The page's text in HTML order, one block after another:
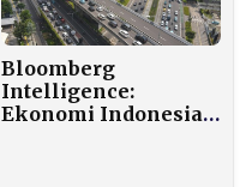
Bloomberg
Intelligence:
Ekonomi Indonesia